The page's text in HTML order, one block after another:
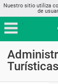
Nuestro sitio utiliza
de